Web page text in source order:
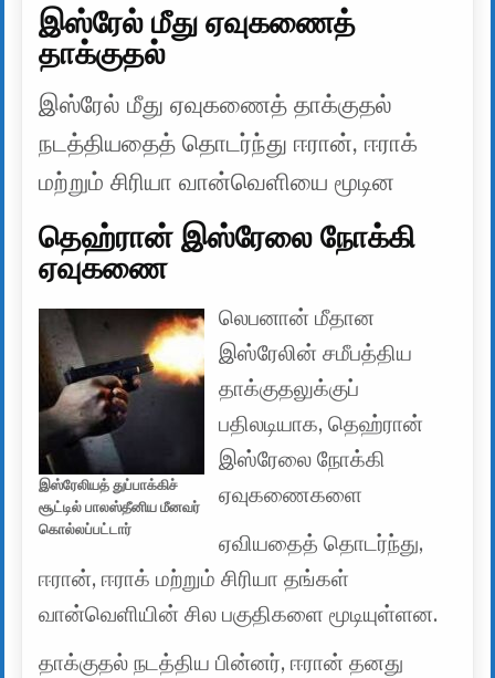
இஸ்ரேல் மீது ஏவுகணைத்
தாக்குதல்
இஸ்ரேல் மீது ஏவுகணைத் தாக்குதல்
நடத்தியதைத் தொடர்ந்து ஈரான், ஈராக்
மற்றும் சிரியா வான்வெளியை மூடின
தெஹ்ரான் இஸ்ரேலை நோக்கி
ஏவுகணை
இஸ்ரேலியத் துப்பாக்கிச்
சூட்டில் பாலஸ்தீனிய மீனவர்
கொல்லப்பட்டார்
லெபனான் மீதான
இஸ்ரேலின் சமீபத்திய
தாக்குதலுக்குப்
பதிலடியாக, தெஹ்ரான்
இஸ்ரேலை நோக்கி
ஏவுகணைகளை
ஏவியதைத் தொடர்ந்து,
ஈரான், ஈராக் மற்றும் சிரியா தங்கள்
வான்வெளியின் சில பகுதிகளை மூடியுள்ளன.
தாக்குதல் நடத்திய பின்னர், ஈரான் தனது